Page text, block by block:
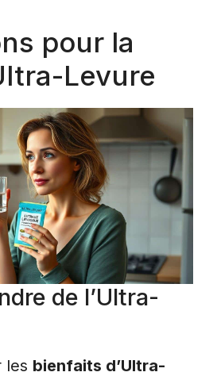
pour la
Levure
de l’Ultra-
les bienfaits d’Ultra-